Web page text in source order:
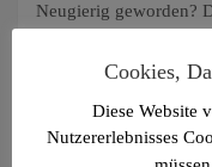
Neugierig geworden?
Redaktion
Stefan Drobek (Q2)
Cookies,
Diese Website
Nutzererlebnisses